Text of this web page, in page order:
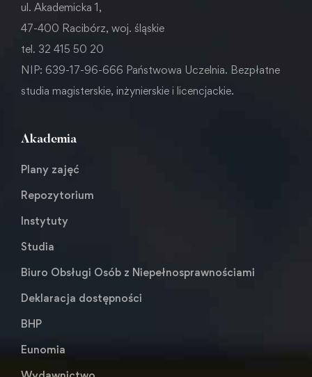
ul. Akademicka 1,
47-400 Racibórz, woj. śląskie
tel. 32 415 50 20
NIP: 639-17-96-666 Państwowa Uczelnia. Bezpłatne
studia magisterskie, inżynierskie i licencjackie.
Akademia
Plany zajęć
Repozytorium
Instytuty
Studia
Biuro Obsługi Osób z Niepełnosprawnościami
Deklaracja dostępności
BHP
Eunomia